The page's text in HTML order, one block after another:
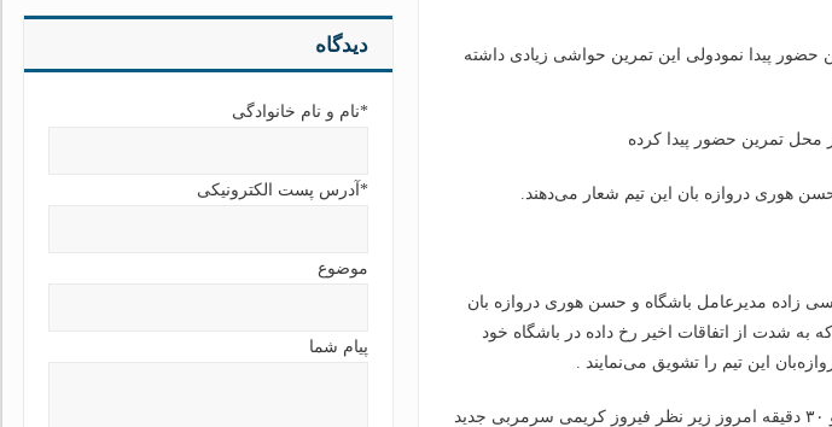
حضور پیدا نمودولی این تمرین حواشی زیادی داشته
هوری دروازه بان این تیم شعار می‌دهند.
زاده مدیرعامل باشگاه و حسن هوری دروازه بان
به شدت از اتفاقات اخیر رخ داده در باشگاه خود
این تیم را تشویق می‌نمایند .
بازیکنان نفت امروز تمرینات خود را از ساعت ۱۵ و ۳۰ دقیقه امروز زیر نظر فیروز کریمی سرمربی جدید
دیدگاه
*نام و نام خانوادگی
*آدرس پست الکترونیکی
موضوع
پیام شما